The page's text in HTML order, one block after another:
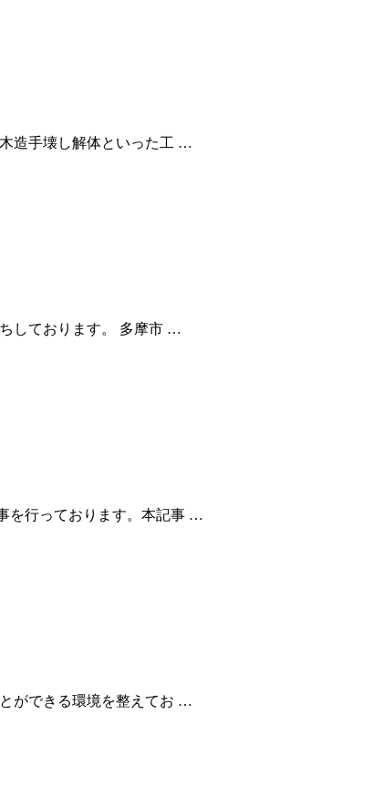
造手壊し解体といった工 …
しております。 多摩市 …
を行っております。本記事 …
ができる環境を整えてお …